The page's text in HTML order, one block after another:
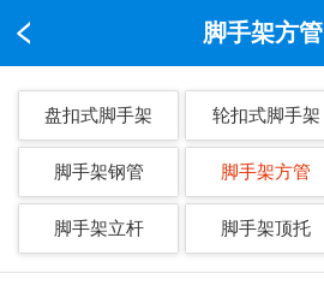
脚手架方管
盘扣式脚手架 轮扣式脚手架
脚手架钢管 脚手架方管
脚手架立杆 脚手架顶托